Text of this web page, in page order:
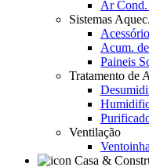
Ar
Sistemas
Acum.
Paineis
Tratamento de
Ventilação